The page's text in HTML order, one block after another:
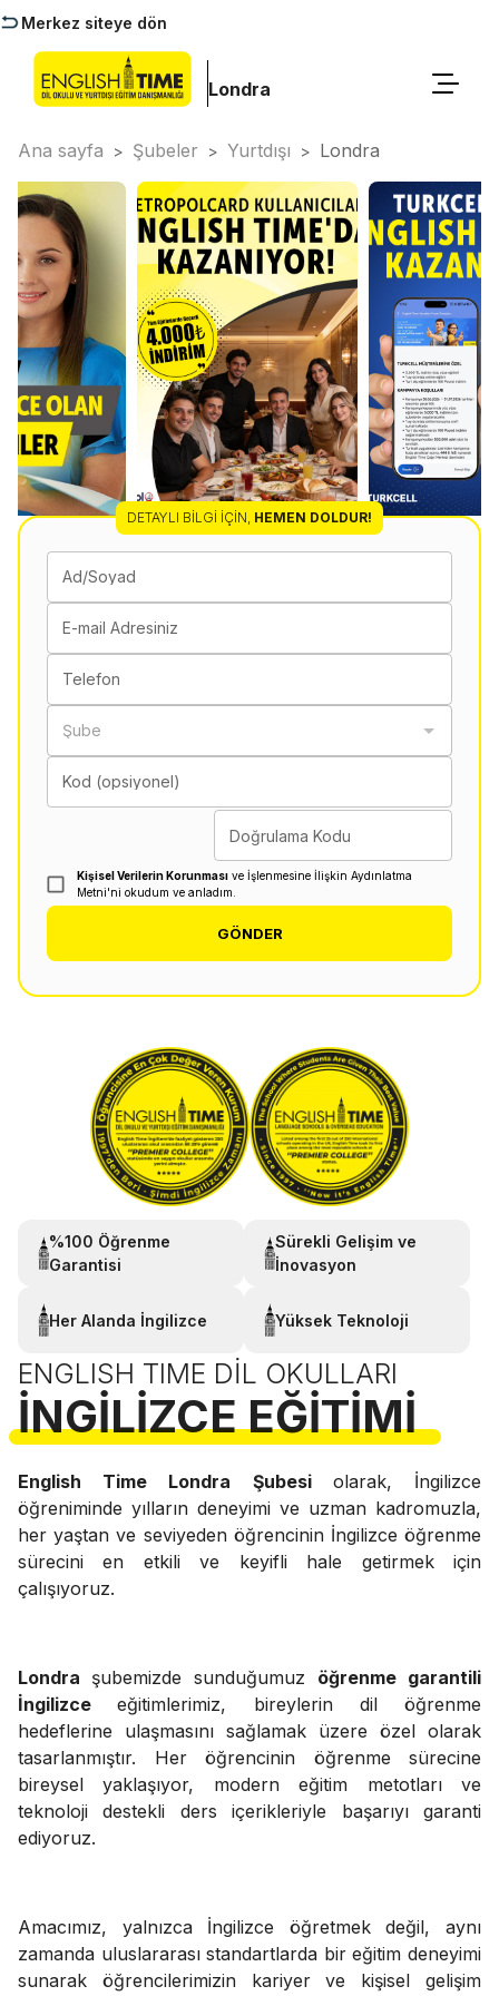
Merkez siteye dön
Londra
Ana sayfa > Şubeler > Yurtdışı > Londra
DETAYLI BILGI İÇIN, HEMEN DOLDUR!
Ad/Soyad
E-mail Adresiniz
Telefon
Şube
Kod (opsiyonel)
Doğrulama Kodu
Kişisel Verilerin Korunması ve İşlenmesine İlişkin Aydınlatma
Metni'ni okudum ve anladım.
GÖNDER
%100 Öğrenme
Garantisi
Sürekli Gelişim ve
İnovasyon
Her Alanda İngilizce Yüksek Teknoloji
ENGLISH TIME DIL OKULLARI
İNGILIZCE EĞITIMI
English Time Londra Şubesi olarak, İngilizce
öğreniminde yılların deneyimi ve uzman kadromuzla,
her yaştan ve seviyeden öğrencinin İngilizce öğrenme
sürecini en etkili ve keyifli hale getirmek için
çalışıyoruz.
Londra şubemizde sunduğumuz öğrenme garantili
İngilizceeğitimlerimiz, bireylerin dil öğrenme
hedeflerine ulaşmasını sağlamak üzere özel olarak
tasarlanmıştır. Her öğrencinin öğrenme sürecine
bireysel yaklaşıyor, modern eğitim metotları ve
teknoloji destekli ders içerikleriyle başarıyı garanti
ediyoruz.
Amacımız, yalnızca İngilizce öğretmek değil, aynı
zamanda uluslararası standartlarda bir eğitim deneyimi
sunarak öğrencilerimizin kariyer ve kişisel gelişim